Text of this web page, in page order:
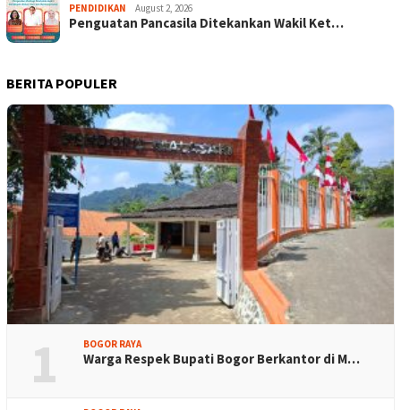
PENDIDIKAN August 2, 2026
Penguatan Pancasila Ditekankan Wakil Ket…
BERITA POPULER
1 BOGOR RAYA
Warga Respek Bupati Bogor Berkantor di M…